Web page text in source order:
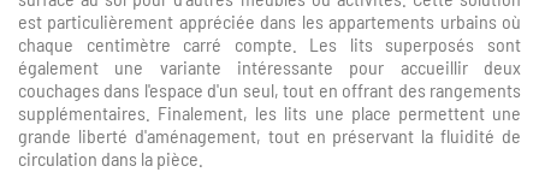
est particulièrement appréciée dans les appartements urbains où
chaque centimètre carré compte. Les lits superposés sont
également une variante intéressante pour accueillir deux
couchages dans l'espace d'un seul, tout en offrant des rangements
supplémentaires. Finalement, les lits une place permettent une
grande liberté d'aménagement, tout en préservant la fluidité de
circulation dans la pièce.